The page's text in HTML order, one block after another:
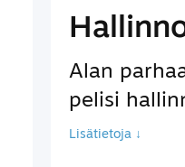
Alan
pelisi
Lisätietoja ↓